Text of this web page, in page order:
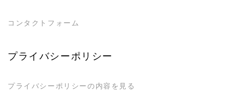
コンタクトフォーム
プライバシーポリシー
プライバシーポリシーの内容を見る